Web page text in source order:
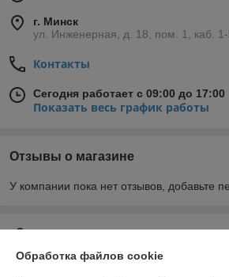
г. Минск
ул. Инженерная, д. 18, пом. 1, каб.
Контакты
Сегодня работает с 09:00 до 17:00
Показать весь график работы
Отзывы о магазине
У компании пока нет отзывов, добавьте
О нас
Обработка файлов cookie